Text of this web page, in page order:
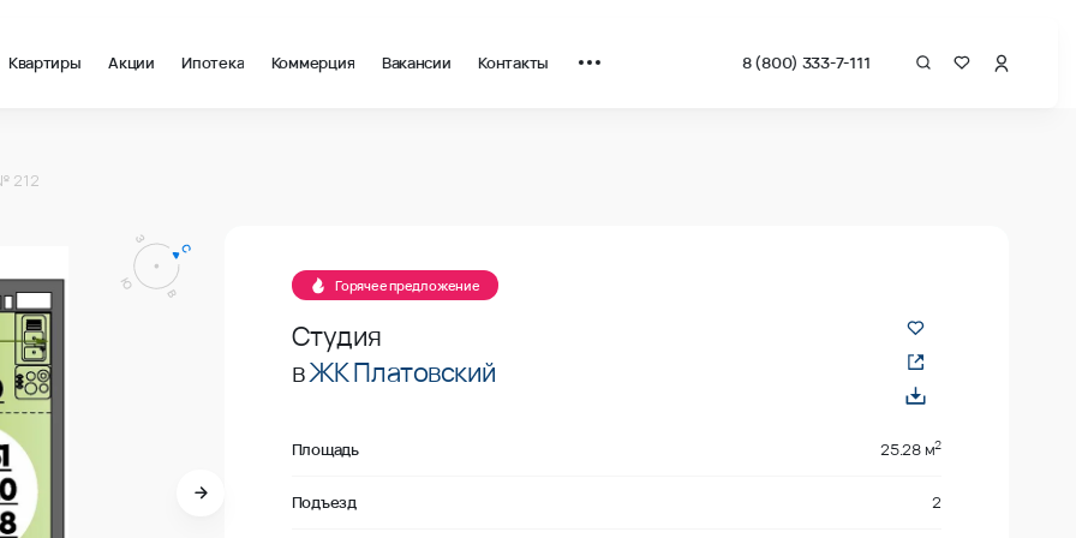
Квартиры Акции Ипотека Коммерция Вакансии Контакты 8 (800) 333-7-111
212
Горячее предложение
Студия
вЖК Платовский
Площадь 25.28 м2
Подъезд 2